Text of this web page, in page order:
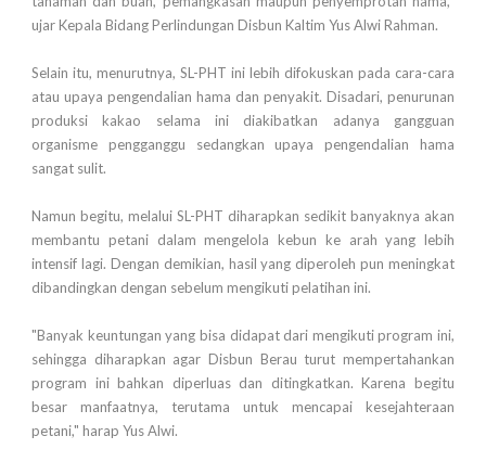
ujar Kepala Bidang Perlindungan Disbun Kaltim Yus Alwi Rahman.
Selain itu, menurutnya, SL-PHT ini lebih difokuskan pada cara-cara
atau upaya pengendalian hama dan penyakit. Disadari, penurunan
produksi kakao selama ini diakibatkan adanya gangguan
organisme pengganggu sedangkan upaya pengendalian hama
sangat sulit.
Namun begitu, melalui SL-PHT diharapkan sedikit banyaknya akan
membantu petani dalam mengelola kebun ke arah yang lebih
intensif lagi. Dengan demikian, hasil yang diperoleh pun meningkat
dibandingkan dengan sebelum mengikuti pelatihan ini.
"Banyak keuntungan yang bisa didapat dari mengikuti program ini,
sehingga diharapkan agar Disbun Berau turut mempertahankan
program ini bahkan diperluas dan ditingkatkan. Karena begitu
besar manfaatnya, terutama untuk mencapai kesejahteraan
petani," harap Yus Alwi.